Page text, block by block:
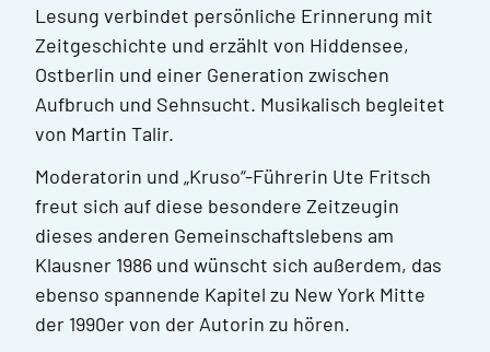
Lesung verbindet persönliche Erinnerung mit
Zeitgeschichte und erzählt von Hiddensee,
Ostberlin und einer Generation zwischen
Aufbruch und Sehnsucht. Musikalisch begleitet
von Martin Talir.
Moderatorin und „Kruso“-Führerin Ute Fritsch
freut sich auf diese besondere Zeitzeugin
dieses anderen Gemeinschaftslebens am
Klausner 1986 und wünscht sich außerdem, das
ebenso spannende Kapitel zu New York Mitte
der 1990er von der Autorin zu hören.